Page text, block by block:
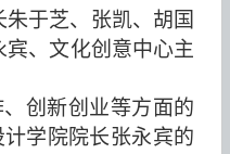
于芝、张凯、胡国
、文化创意中心主
创新创业等方面的
学院院长张永宾的